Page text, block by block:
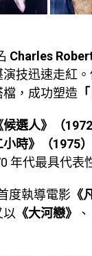
Charles
技迅速走紅
檔，成功塑造
候選人》（1972
時》（1975）
年代最具代表
度執導電影 《
《大河戀》 、